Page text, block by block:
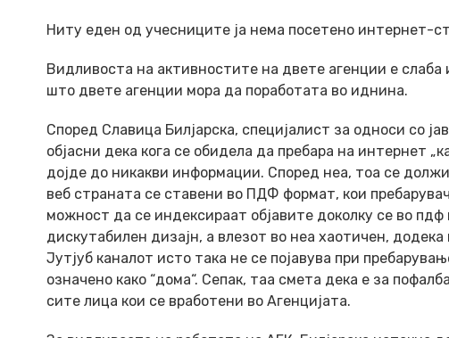
Ниту еден од учесниците ја нема посетено интернет-
Видливоста на активностите на двете агенции е
што двете агенции мора да поработата во иднина.
Според Славица Билјарска, специјалист за односи со
објасни дека кога се обидела да пребара на интернет
дојде до никакви информации. Според неа, тоа се
веб страната се ставени во ПДФ формат, кои
можност да се индексираат објавите доколку се во
дискутабилен дизајн, а влезот во неа хаотичен,
Јутјуб каналот исто така не се појавува при
означено како “дома“. Сепак, таа смета дека е за
сите лица кои се вработени во Агенцијата.